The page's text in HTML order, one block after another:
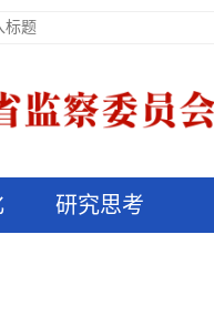
研究思考